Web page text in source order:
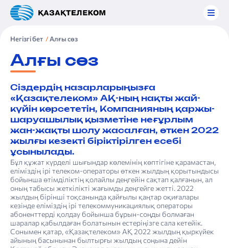
Негізгі бет Алғы сөз
Алғы сөз
Сіздердің назарларыңызға
«Қазақтелеком» АҚ-ның нақты жай-
күйін көрсететін, Компанияның қаржы-
шаруашылық қызметіне неғұрлым
жан-жақты шолу жасалған, өткен 2022
жылғы кезекті біріктірілген есебі
ұсынылады.
Бұл құжат күрделі шығындар көлемінің көптігіне қарамастан,
еліміздің ірі телеком-операторы өткен жылдың қорытындысы
бойынша өтімділіктің қолайлы деңгейін сақтап қалғанын, ал
оның табысы жеткілікті жағымды деңгейге жетті. 2022
жылдың бірінші тоқсанында қайғылы қаңтар оқиғалары
кезінде еліміздің ірі телекоммуникациялық операторы
абоненттерді қолдау бойынша бұрын-соңды болмаған
шаралар қабылдаған болатынын естеріңізге сала кетейік.
Сонымен қатар, «Қазақтелеком» АҚ 2022 жылдың қыркүйек
айының басынынан былтырғы жылдың соңына дейін